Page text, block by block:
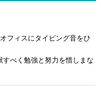
フィスにタイピング音をひ
すべく勉強と努力を惜しまな